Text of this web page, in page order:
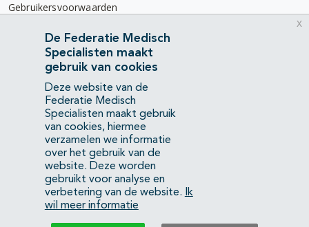
Gebruikersvoorwaarden
Privacyverklaring
Contact
Mercatorlaan 1200
3528 BL Utrecht
(088) 505 34 34
info@richtlijnendatabase.nl
YouTubeLinkedIn
De Federatie Medisch
Specialisten maakt
gebruik van cookies
Deze website van de
Federatie Medisch
Specialisten maakt gebruik
van cookies, hiermee
verzamelen we informatie
over het gebruik van de
website. Deze worden
gebruikt voor analyse en
verbetering van de website.
Ik
wil meer informatie
x